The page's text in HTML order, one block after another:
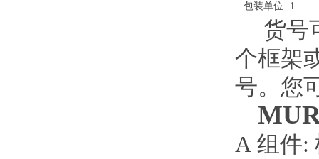
包装单位
1
货号
个框架
号。您
A 组件: